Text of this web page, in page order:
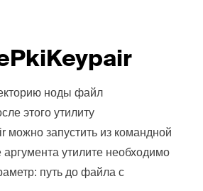
ноды файл
этого утилиту
можно запустить из командной
аргумента утилите необходимо
путь до файла с